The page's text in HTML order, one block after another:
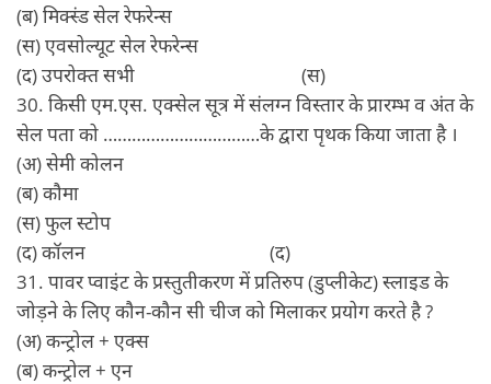
(ब) मिक्‍स्‍ंड सेल रेफरेन्‍स
(स) एवसोल्‍यूट सेल रेफरेन्‍स
(द) उपरोक्‍त सभी (स)
30. किसी एम.एस. एक्सेल सूत्र में संलग्न विस्तार के प्रारम्भ व अंत के
सेल पता को ……………………………के द्वारा पृथक किया जाता है ।
(अ) सेमी कोलन
(ब) कौमा
(स) फुल स्‍टोप
(द) कॉलन (द)
31. पावर प्वाइंट के प्रस्तुतीकरण में प्रतिरुप (डुप्लीकेट) स्लाइड के
जोड़ने के लिए कौन-कौन सी चीज को मिलाकर प्रयोग करते है ?
(अ) कन्‍ट्रोल + एक्‍स
(ब) कन्‍ट्रोल + एन